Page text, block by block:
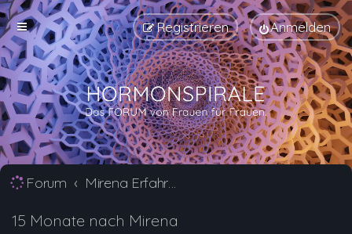
Anmelden
Registrieren
Forum Mirena Erfahrungsberichte und Nebenwirkungen
15 Monate nach Mirena